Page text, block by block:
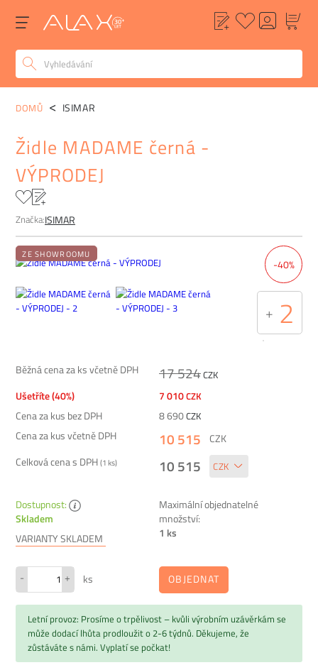
POPIS ALTERNATIVY
DOMŮ ISIMAR
Židle MADAME černá -
VÝPRODEJ
Značka:ISIMAR
+ 2
-40%
ZE SHOWROOMU
Běžná cena za ks včetně DPH 17 524CZK
Ušetříte (40%)
7 010CZK
Cena za kus bez DPH
8 690CZK
Cena za kus včetně DPH
10 515
CZK
Celková cena s DPH(1ks) 10 515
Dostupnost:
Skladem
VARIANTY SKLADEM
Maximální objednatelné
množství:
1 ks
- + ks OBJEDNAT
Letní provoz: Prosíme o trpělivost – kvůli výrobním uzávěrkám se
může dodací lhůta prodloužit o 2-6 týdnů. Děkujeme, že
zůstáváte s námi. Vyplatí se počkat!